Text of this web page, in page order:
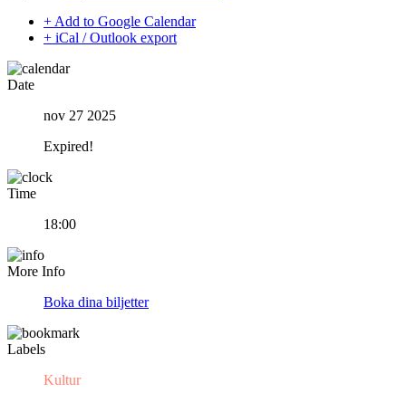
+ Add to Google Calendar
+ iCal / Outlook export
Date
nov 27 2025
Expired!
Time
18:00
More Info
Boka dina biljetter
Labels
Kultur